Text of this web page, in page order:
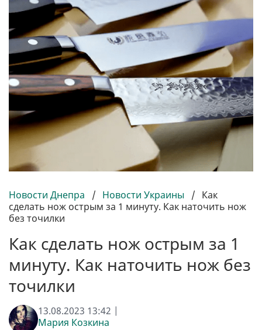
Новости Днепра / Новости Украины / Как
сделать нож острым за 1 минуту. Как наточить нож
без точилки
Как сделать нож острым за 1
минуту. Как наточить нож без
точилки
13.08.2023 13:42 |
Мария Козкина